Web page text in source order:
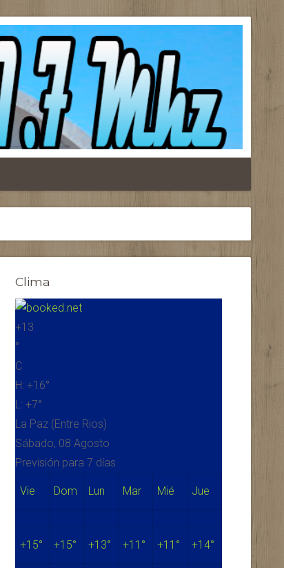
Clima
+13
°
C
H: +16°
L: +7°
La Paz (Entre Rios)
Sábado, 08 Agosto
Previsión para 7 días
Vie Dom Lun Mar Mié Jue
+15° +15° +13° +11° +11° +14°